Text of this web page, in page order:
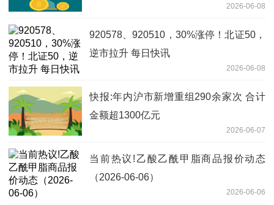
2026-06-08
920578、920510，30%涨停！北证50，
逆市拉升 每日快讯
2026-06-08
快报:年内沪市新增重组290余家次 合计
金额超1300亿元
2026-06-07
当前热议!乙酸乙酰甲脂商品报价动态
（2026-06-06）
2026-06-06